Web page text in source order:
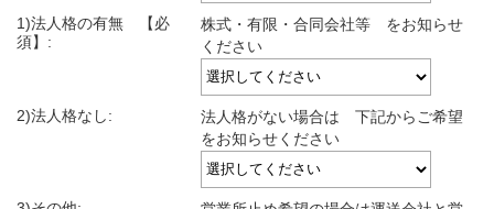
1)法人格の有無 【必
須】:
株式・有限・合同会社等 をお知らせ
ください
2)法人格なし:
法人格がない場合は 下記からご希望
をお知らせください